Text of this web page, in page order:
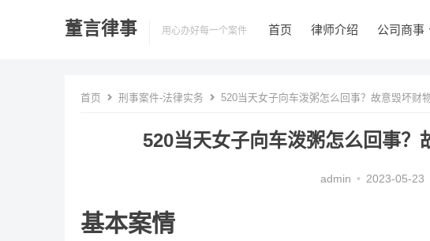
董言律事 用心办好每一个案件 首页 律师介绍 公司商事
首页 刑事案件-法律实务 520当天女子向车泼粥怎么回事？故意毁坏财
520当天女子向车泼粥怎么回事？
admin • 2023-05-23
基本案情